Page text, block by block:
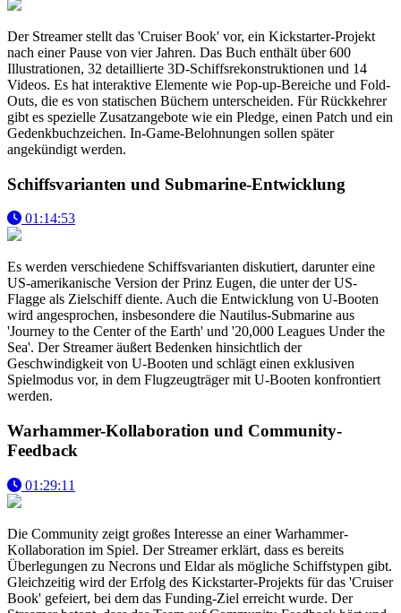
Der Streamer stellt das 'Cruiser Book' vor, ein Kickstarter-Projekt
nach einer Pause von vier Jahren. Das Buch enthält über 600
Illustrationen, 32 detaillierte 3D-Schiffsrekonstruktionen und 14
Videos. Es hat interaktive Elemente wie Pop-up-Bereiche und Fold-
Outs, die es von statischen Büchern unterscheiden. Für Rückkehrer
gibt es spezielle Zusatzangebote wie ein Pledge, einen Patch und ein
Gedenkbuchzeichen. In-Game-Belohnungen sollen später
angekündigt werden.
Schiffsvarianten und Submarine-Entwicklung
01:14:53
Es werden verschiedene Schiffsvarianten diskutiert, darunter eine
US-amerikanische Version der Prinz Eugen, die unter der US-
Flagge als Zielschiff diente. Auch die Entwicklung von U-Booten
wird angesprochen, insbesondere die Nautilus-Submarine aus
'Journey to the Center of the Earth' und '20,000 Leagues Under the
Sea'. Der Streamer äußert Bedenken hinsichtlich der
Geschwindigkeit von U-Booten und schlägt einen exklusiven
Spielmodus vor, in dem Flugzeugträger mit U-Booten konfrontiert
werden.
Warhammer-Kollaboration und Community-
Feedback
01:29:11
Die Community zeigt großes Interesse an einer Warhammer-
Kollaboration im Spiel. Der Streamer erklärt, dass es bereits
Überlegungen zu Necrons und Eldar als mögliche Schiffstypen gibt.
Gleichzeitig wird der Erfolg des Kickstarter-Projekts für das 'Cruiser
Book' gefeiert, bei dem das Funding-Ziel erreicht wurde. Der